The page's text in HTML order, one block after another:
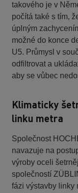
takového je v
počítá také s tím,
úplným
možné do konce
U5. Průmysl v
odfiltrovat a
aby se vůbec
Klimaticky
linku metra
Společnost
navazuje na
výroby oceli
společností
fázi výstavby linky